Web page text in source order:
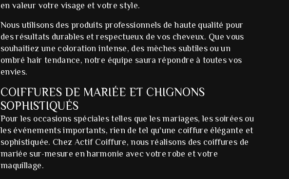
en valeur votre visage et votre style.
Nous utilisons des produits professionnels de haute qualité pour
des résultats durables et respectueux de vos cheveux. Que vous
souhaitiez une coloration intense, des mèches subtiles ou un
ombré hair tendance, notre équipe saura répondre à toutes vos
envies.
COIFFURES DE MARIÉE ET CHIGNONS
SOPHISTIQUÉS
Pour les occasions spéciales telles que les mariages, les soirées ou
les événements importants, rien de tel qu'une coiffure élégante et
sophistiquée. Chez Actif Coiffure, nous réalisons des coiffures de
mariée sur-mesure en harmonie avec votre robe et votre
maquillage.